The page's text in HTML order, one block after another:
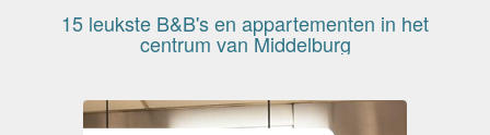
15 leukste B&B's en appartementen in het
centrum van Middelburg